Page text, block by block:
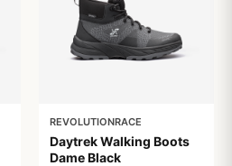
REVOLUTIONRACE
Daytrek Walking Boots
Dame Black